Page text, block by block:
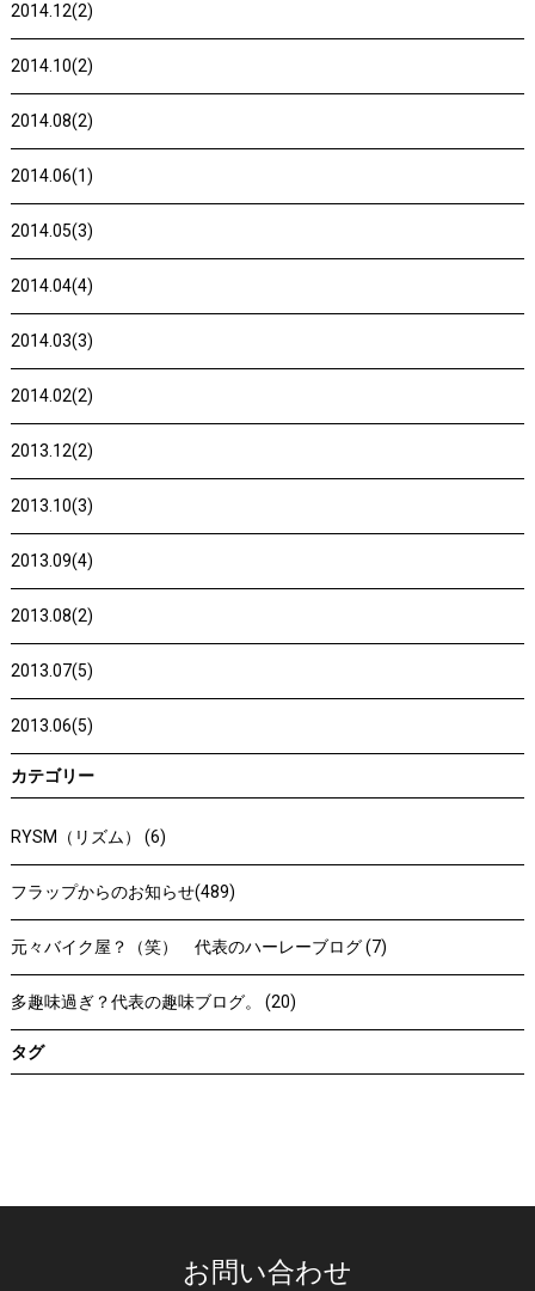
2014.12(2)
2014.10(2)
2014.08(2)
2014.06(1)
2014.05(3)
2014.04(4)
2014.03(3)
2014.02(2)
2013.12(2)
2013.10(3)
2013.09(4)
2013.08(2)
2013.07(5)
2013.06(5)
カテゴリー
RYSM（リズム） (6)
フラップからのお知らせ(489)
元々バイク屋？（笑） 代表のハーレーブログ (7)
多趣味過ぎ？代表の趣味ブログ。 (20)
タグ
お問い合わせ